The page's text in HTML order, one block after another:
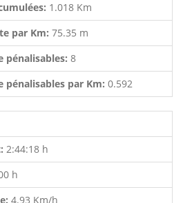
1.018 Km
par Km: 75.35 m
pénalisables: 8
pénalisables par Km: 0.592
2:44:18 h
h
4.93 Km/h